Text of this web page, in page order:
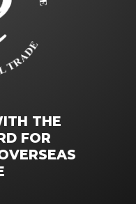
THE
FOR